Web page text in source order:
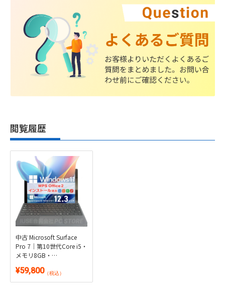
閲覧履歴
中古 Microsoft Surface
Pro 7｜第10世代Core i5・
メモリ8GB・
カバー付き2in1｜
Windows 11・WPS Office
¥59,800（税込）